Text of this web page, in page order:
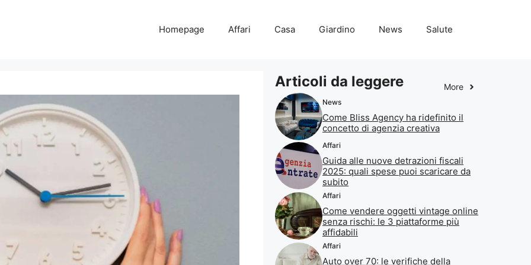
Homepage Affari Casa Giardino News Salute
Articoli da leggere More
News
Come Bliss Agency ha ridefinito il
concetto di agenzia creativa
Affari
Guida alle nuove detrazioni fiscali
2025: quali spese puoi scaricare da
subito
Affari
Come vendere oggetti vintage online
senza rischi: le 3 piattaforme più
affidabili
Affari
Auto over 70: le verifiche della